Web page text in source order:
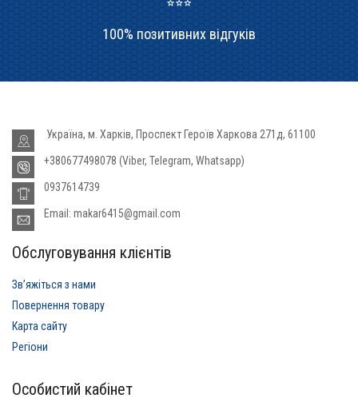
100% позитивних відгуків
Україна, м. Харків, Проспект Героїв Харкова 271д, 61100
+380677498078 (Viber, Telegram, Whatsapp)
0937614739
Email: makar6415@gmail.com
Обслуговування клієнтів
Звʼяжіться з нами
Повернення товару
Карта сайту
Регіони
Особистий кабінет